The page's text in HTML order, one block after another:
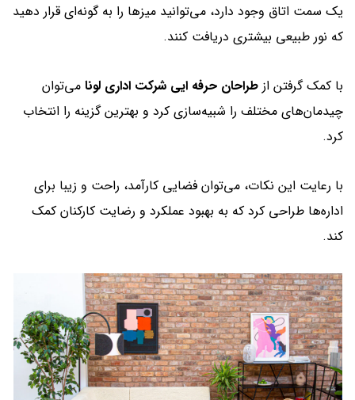
یک سمت اتاق وجود دارد، می‌توانید میزها را به گونه‌ای قرار دهید
که نور طبیعی بیشتری دریافت کنند.
با کمک گرفتن از طراحان حرفه ایی شرکت اداری لونا می‌توان
چیدمان‌های مختلف را شبیه‌سازی کرد و بهترین گزینه را انتخاب
کرد.
با رعایت این نکات، می‌توان فضایی کارآمد، راحت و زیبا برای
اداره‌ها طراحی کرد که به بهبود عملکرد و رضایت کارکنان کمک
کند.